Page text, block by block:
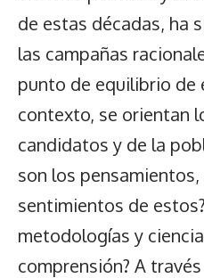
de estas décadas, ha
las campañas
punto de equilibrio de
contexto, se orientan
candidatos y de la
son los
sentimientos de
metodologías y
comprensión? A